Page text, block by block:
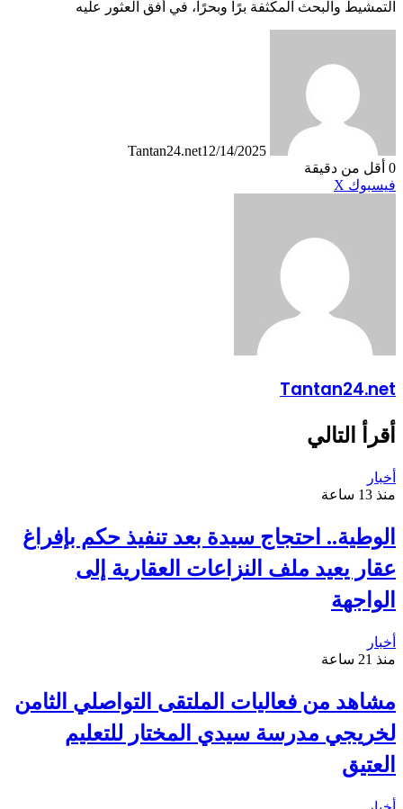
التمشيط والبحث المكثفة برًا وبحرًا، في أفق العثور عليه
Tantan24.net12/14/2025
0 أقل من دقيقة
فيسبوك X
Tantan24.net
أقرأ التالي
أخبار
منذ 13 ساعة
الوطية.. احتجاج سيدة بعد تنفيذ حكم بإفراغ
عقار يعيد ملف النزاعات العقارية إلى
الواجهة
أخبار
منذ 21 ساعة
مشاهد من فعاليات الملتقى التواصلي الثامن
لخريجي مدرسة سيدي المختار للتعليم
العتيق